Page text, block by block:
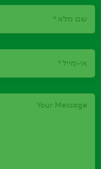
שם מלא
אי-מייל
Your Message